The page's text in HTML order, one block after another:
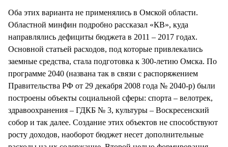
Оба этих варианта не применялись в Омской области.
Областной минфин подробно рассказал «КВ», куда
направлялись дефициты бюджета в 2011 – 2017 годах.
Основной статьей расходов, под которые привлекались
заемные средства, стала подготовка к 300-летию Омска. По
программе 2040 (названа так в связи с распоряжением
Правительства РФ от 29 декабря 2008 года № 2040-р) были
построены объекты социальной сферы: спорта – велотрек,
здравоохранения – ГДКБ № 3, культуры – Воскресенский
собор и так далее. Создание этих объектов не способствуют
росту доходов, наоборот бюджет несет дополнительные